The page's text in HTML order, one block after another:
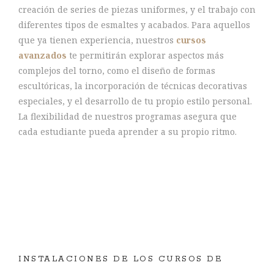
creación de series de piezas uniformes, y el trabajo con
diferentes tipos de esmaltes y acabados. Para aquellos
que ya tienen experiencia, nuestros cursos
avanzados te permitirán explorar aspectos más
complejos del torno, como el diseño de formas
escultóricas, la incorporación de técnicas decorativas
especiales, y el desarrollo de tu propio estilo personal.
La flexibilidad de nuestros programas asegura que
cada estudiante pueda aprender a su propio ritmo.
INSTALACIONES DE LOS CURSOS DE